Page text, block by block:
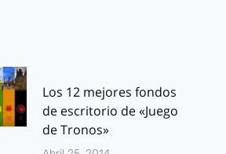
Los 12 mejores fondos
de escritorio de «Juego
de Tronos»